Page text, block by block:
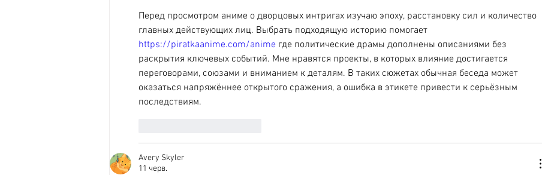
Перед просмотром аниме о дворцовых интригах изучаю эпоху, расстановку сил и количество
главных действующих лиц. Выбрать подходящую историю помогает
https://piratkaanime.com/anime где политические драмы дополнены описаниями без
раскрытия ключевых событий. Мне нравятся проекты, в которых влияние достигается
переговорами, союзами и вниманием к деталям. В таких сюжетах обычная беседа может
оказаться напряжённее открытого сражения, а ошибка в этикете привести к серьёзным
последствиям.
Avery Skyler
11 черв.